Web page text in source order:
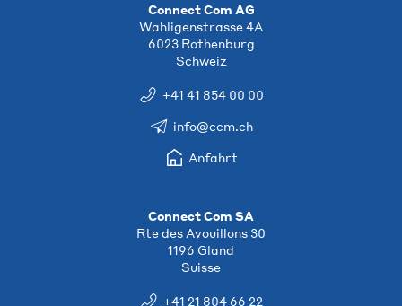
Connect Com AG
Wahligenstrasse 4A
6023 Rothenburg
Schweiz
+41 41 854 00 00
info@ccm.ch
Anfahrt
Connect Com SA
Rte des Avouillons 30
1196 Gland
Suisse
+41 21 804 66 22